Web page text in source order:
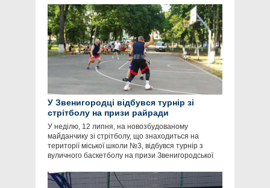
У Звенигородці відбувся турнір зі
стрітболу на призи райради
У неділю, 12 липня, на новозбудованому
майданчику зі стрітболу, що знаходиться на
території міської школи №3, відбувся турнір з
вуличного баскетболу на призи Звенигородської